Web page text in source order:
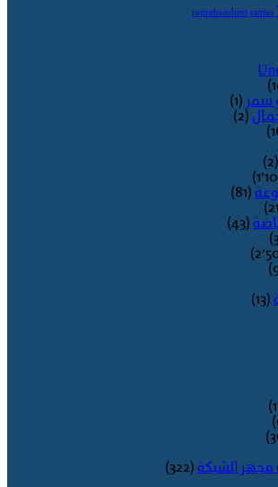
reprehendunt tantas
سفر (1)
(2)
(2)
(81)
(43)
(13)
الشبكة (322)